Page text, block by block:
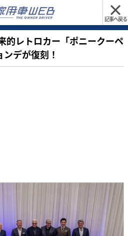
記事へ戻る
レトロカー「ポニークーペ
ンデが復刻！